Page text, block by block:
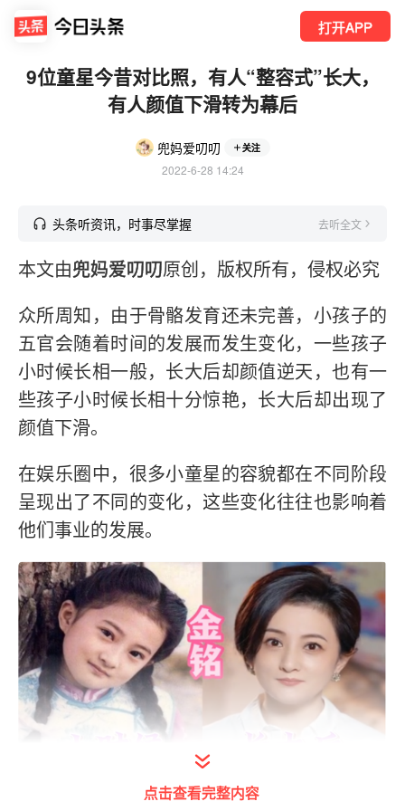
打开APP
9位童星今昔对比照，有人“整容式”长大，
有人颜值下滑转为幕后
兜妈爱叨叨 关注
2022-6-28 14:24
头条听资讯，时事尽掌握 去听全文
本文由兜妈爱叨叨原创，版权所有，侵权必究
众所周知，由于骨骼发育还未完善，小孩子的
五官会随着时间的发展而发生变化，一些孩子
小时候长相一般，长大后却颜值逆天，也有一
些孩子小时候长相十分惊艳，长大后却出现了
颜值下滑。
在娱乐圈中，很多小童星的容貌都在不同阶段
呈现出了不同的变化，这些变化往往也影响着
他们事业的发展。
打开今日头条查看图片详情
点击查看完整内容